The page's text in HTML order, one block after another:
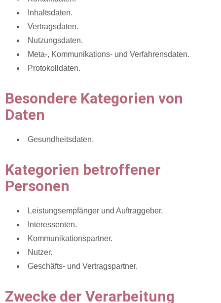
Inhaltsdaten.
Vertragsdaten.
Nutzungsdaten.
Meta-, Kommunikations- und Verfahrensdaten.
Protokolldaten.
Besondere Kategorien von
Daten
Gesundheitsdaten.
Kategorien betroffener
Personen
Leistungsempfänger und Auftraggeber.
Interessenten.
Kommunikationspartner.
Nutzer.
Geschäfts- und Vertragspartner.
Zwecke der Verarbeitung